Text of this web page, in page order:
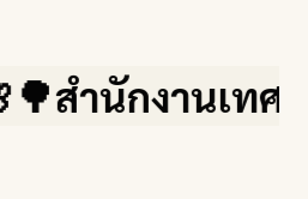
สำนักงานเทศบ